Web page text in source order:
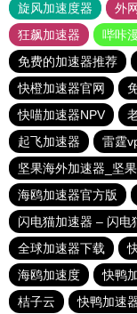
旋风加速度器
外
狂飙加速器
哔咔
免费的加速器推荐
快橙加速器官网
快喵加速器NPV
起飞加速器
雷霆
坚果海外加速器_坚
海鸥加速器官方版
闪电猫加速器 – 闪电
全球加速器下载
海鸥加速度
快鸭
桔子云
快鸭加速